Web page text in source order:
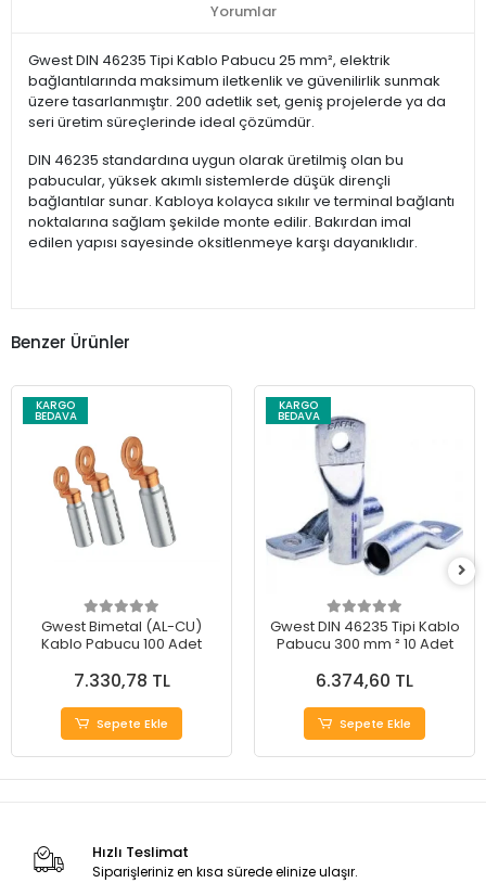
Yorumlar
Gwest DIN 46235 Tipi Kablo Pabucu 25 mm², elektrik
bağlantılarında maksimum iletkenlik ve güvenilirlik sunmak
üzere tasarlanmıştır. 200 adetlik set, geniş projelerde ya da
seri üretim süreçlerinde ideal çözümdür.
DIN 46235 standardına uygun olarak üretilmiş olan bu
pabucular, yüksek akımlı sistemlerde düşük dirençli
bağlantılar sunar. Kabloya kolayca sıkılır ve terminal bağlantı
noktalarına sağlam şekilde monte edilir. Bakırdan imal
edilen yapısı sayesinde oksitlenmeye karşı dayanıklıdır.
Benzer Ürünler
KARGO
BEDAVA
Gwest Bimetal (AL-CU)
Kablo Pabucu 100 Adet
7.330,78 TL
Sepete Ekle
KARGO
BEDAVA
Gwest DIN 46235 Tipi Kablo
Pabucu 300 mm ² 10 Adet
6.374,60 TL
Sepete Ekle
Hızlı Teslimat
Siparişleriniz en kısa sürede elinize ulaşır.